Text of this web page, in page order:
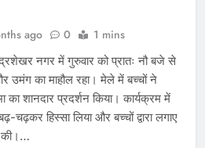
ago 0 1 mins
नगर में गुरुवार को प्रातः नौ बजे से
उमंग का माहौल रहा। मेले में बच्चों ने
का शानदार प्रदर्शन किया। कार्यक्रम में
चढ़कर हिस्सा लिया और बच्चों द्वारा लगाए
की।…